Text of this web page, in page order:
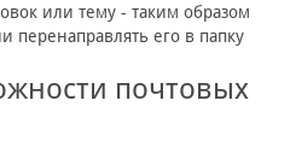
или тему - таким образом
перенаправлять его в папку
почтовых